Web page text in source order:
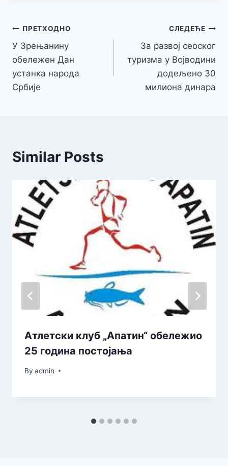
Кретање
чланка
ПРЕТХОДНО
У Зрењанину
обележен Дан
устанка народа
Србије
СЛЕДЕЋЕ
За развој сеоског
туризма у Војводини
додељено 30
милиона динара
Similar Posts
Атлетски клуб „Апатин“ обележио
25 година постојања
By admin